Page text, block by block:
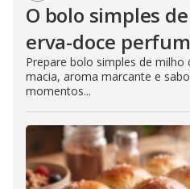
O bolo simples
erva-doce
Prepare bolo simples de
macia, aroma marcante e
momentos...